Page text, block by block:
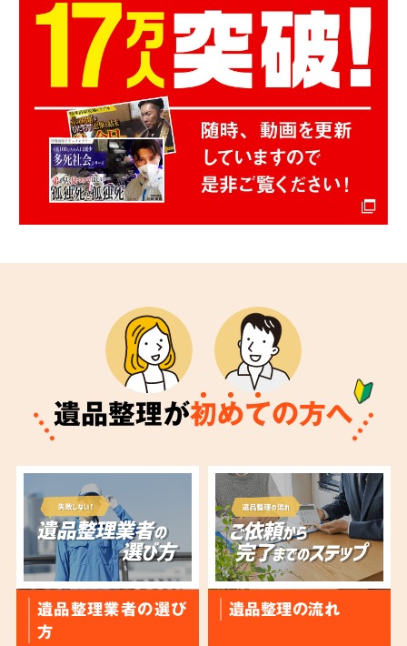
遺品整理が初めての方へ
遺品整理業者の選び
方
遺品整理の流れ